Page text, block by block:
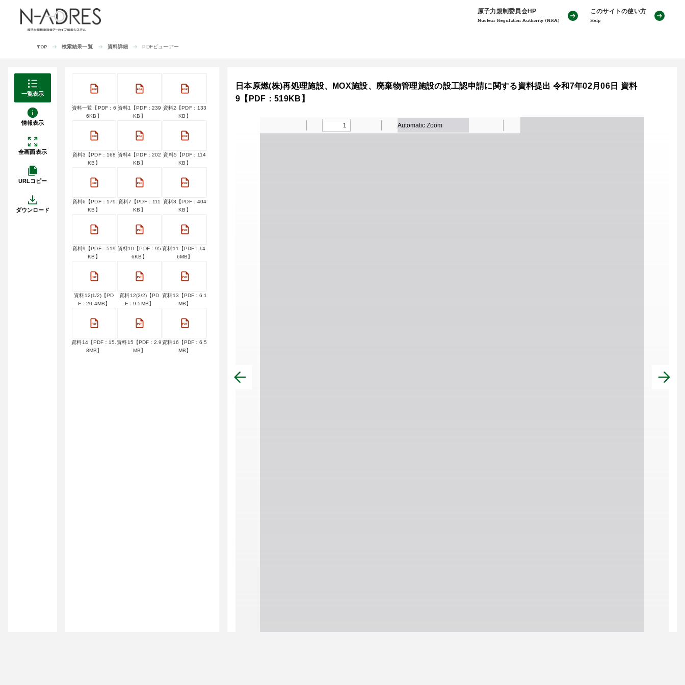
原子力規制委員会HP
Nuclear Regulation Authority (NRA)
このサイトの使い方
Help
TOP 検索結果一覧 資料詳細 PDFビューアー
一覧表示
情報表示
全画面表示
URLコピー
ダウンロード
資料一覧【PDF：6
6KB】
資料1【PDF：239
KB】
資料2【PDF：133
KB】
資料3【PDF：168
KB】
資料4【PDF：202
KB】
資料5【PDF：114
KB】
資料6【PDF：179
KB】
資料7【PDF：111
KB】
資料8【PDF：404
KB】
資料9【PDF：519
KB】
資料10【PDF：95
6KB】
資料11【PDF：14.
6MB】
資料12(1/2)【PD
F：20.4MB】
資料12(2/2)【PD
F：9.5MB】
資料13【PDF：6.1
MB】
資料14【PDF：15.
8MB】
資料15【PDF：2.9
MB】
資料16【PDF：6.5
MB】
日本原燃(株)再処理施設、MOX施設、廃棄物管理施設の設工認申請に関する資料提出 令和7年02月06日 資料
9【PDF：519KB】